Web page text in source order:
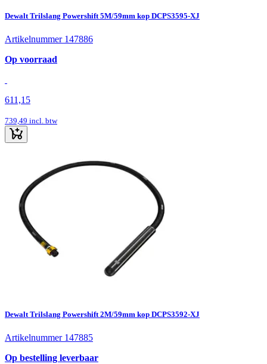
Dewalt Trilslang Powershift 5M/59mm kop DCPS3595-XJ
Artikelnummer 147886
Op voorraad
611,15
739,49 incl. btw
Dewalt Trilslang Powershift 2M/59mm kop DCPS3592-XJ
Artikelnummer 147885
Op bestelling leverbaar